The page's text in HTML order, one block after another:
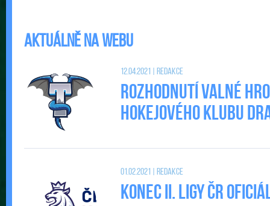
Aktuálně na webu
12.04.2021 | Redakce
Rozhodnutí valné
Hokejového klubu
01.02.2021 | Redakce
Konec II. Ligy ČR